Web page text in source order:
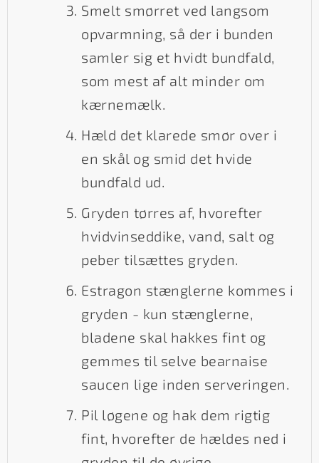
Smelt smørret ved langsom
opvarmning, så der i bunden
samler sig et hvidt bundfald,
som mest af alt minder om
kærnemælk.
Hæld det klarede smør over i
en skål og smid det hvide
bundfald ud.
Gryden tørres af, hvorefter
hvidvinseddike, vand, salt og
peber tilsættes gryden.
Estragon stænglerne kommes i
gryden - kun stænglerne,
bladene skal hakkes fint og
gemmes til selve bearnaise
saucen lige inden serveringen.
Pil løgene og hak dem rigtig
fint, hvorefter de hældes ned i